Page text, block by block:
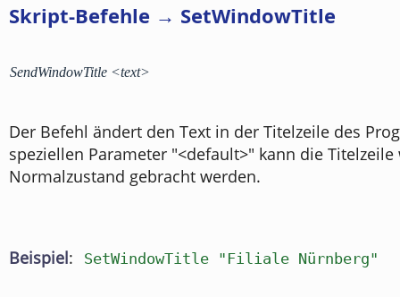
Skript-Befehle → SetWindowTitle
SendWindowTitle <text>
Der Befehl ändert den Text in der Titelzeile des
speziellen Parameter "<default>" kann die
Normalzustand gebracht werden.
Beispiel: SetWindowTitle "Filiale Nürnberg"